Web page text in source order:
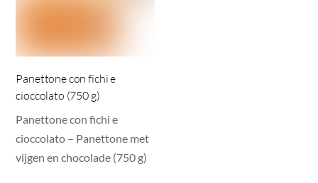
Panettone con fichi e
cioccolato (750 g)
Panettone con fichi e
cioccolato – Panettone met
vijgen en chocolade (750 g)